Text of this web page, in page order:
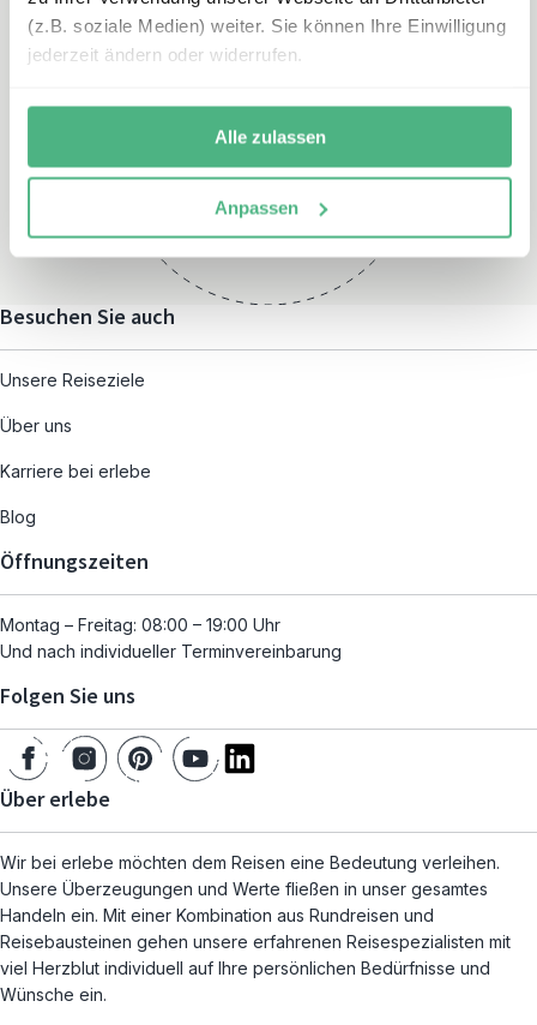
(z.B. soziale Medien) weiter. Sie können Ihre Einwilligung
jederzeit ändern oder widerrufen.
Alle zulassen
Anpassen
Montag – Freitag:
und nach individueller
Terminvereinbarung
Besuchen Sie auch
Unsere Reiseziele
Über uns
Karriere bei erlebe
Blog
Öffnungszeiten
Montag – Freitag: 08:00 – 19:00 Uhr
Und nach individueller Terminvereinbarung
Folgen Sie uns
Über erlebe
Wir bei erlebe möchten dem Reisen eine Bedeutung verleihen.
Unsere Überzeugungen und Werte fließen in unser gesamtes
Handeln ein. Mit einer Kombination aus Rundreisen und
Reisebausteinen gehen unsere erfahrenen Reisespezialisten mit
viel Herzblut individuell auf Ihre persönlichen Bedürfnisse und
Wünsche ein.